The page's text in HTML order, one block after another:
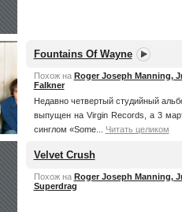
Fountains Of Wayne
Похож на Roger Joseph Manning,
Falkner
Недавно четвертый студийный
выпущен на Virgin Records, а 3
синглом «Some...
Читать целиком
Velvet Crush
Похож на Roger Joseph Manning,
Superdrag